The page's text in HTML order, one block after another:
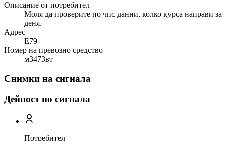
Описание от потребител
Моля да проверите по чпс данни, колко курса направи за
деня.
Адрес
Е79
Номер на превозно средство
м3473вт
Снимки на сигнала
Дейност по сигнала
Потребител